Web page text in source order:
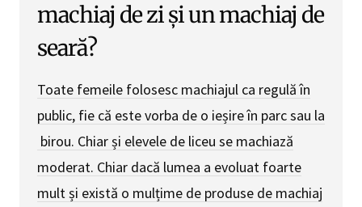
machiaj de zi și un machiaj de
seară?
Toate femeile folosesc machiajul ca regulă în
public, fie că este vorba de o ieșire în parc sau la
birou. Chiar și elevele de liceu se machiază
moderat. Chiar dacă lumea a evoluat foarte
mult și există o mulțime de produse de machiaj